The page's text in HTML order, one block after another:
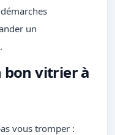
un
bon vitrier à
vous tromper :